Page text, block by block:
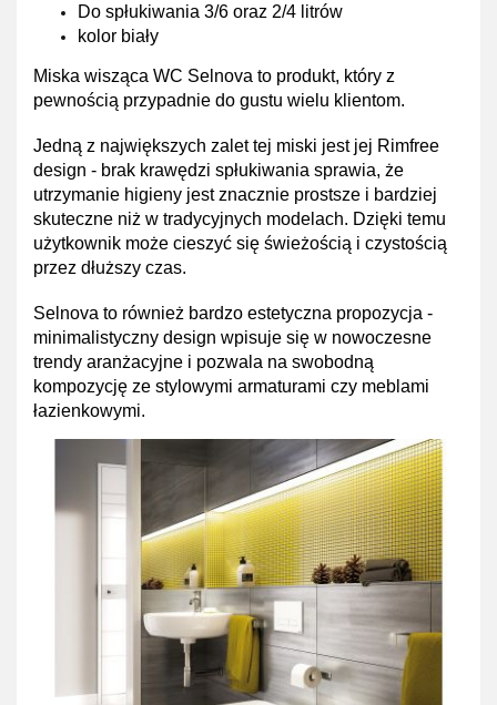
Do spłukiwania 3/6 oraz 2/4 litrów
kolor biały
Miska wisząca WC Selnova to produkt, który z
pewnością przypadnie do gustu wielu klientom.
Jedną z największych zalet tej miski jest jej Rimfree
design - brak krawędzi spłukiwania sprawia, że
utrzymanie higieny jest znacznie prostsze i bardziej
skuteczne niż w tradycyjnych modelach. Dzięki temu
użytkownik może cieszyć się świeżością i czystością
przez dłuższy czas.
Selnova to również bardzo estetyczna propozycja -
minimalistyczny design wpisuje się w nowoczesne
trendy aranżacyjne i pozwala na swobodną
kompozycję ze stylowymi armaturami czy meblami
łazienkowymi.